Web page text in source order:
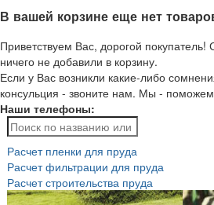
В вашей корзине еще нет
Приветствуем Вас, дорогой
ничего не добавили в корзину.
Если у Вас возникли какие-либо
консульция - звоните нам. Мы -
Наши телефоны:
Расчет пленки для пруда
Расчет фильтрации для пруда
Расчет строительства пруда